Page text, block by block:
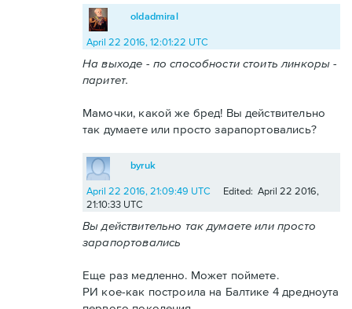
oldadmiral
April 22 2016, 12:01:22 UTC
На выходе - по способности стоить линкоры -
паритет.
Мамочки, какой же бред! Вы действительно
так думаете или просто зарапортовались?
byruk
April 22 2016, 21:09:49 UTC
Edited: April 22 2016,
21:10:33 UTC
Вы действительно так думаете или просто
зарапортовались
Еще раз медленно. Может поймете.
РИ кое-как построила на Балтике 4 дредноута